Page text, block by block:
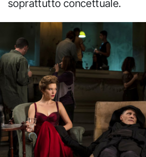
soprattutto concettuale.